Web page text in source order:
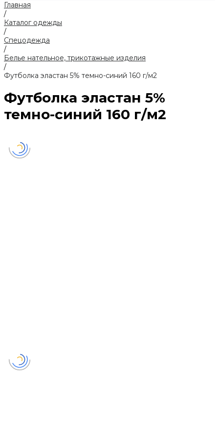
Главная
/
Каталог одежды
/
Спецодежда
/
Белье нательное, трикотажные изделия
/
Футболка эластан 5% темно-синий 160 г/м2
Футболка эластан 5%
темно-синий 160 г/м2